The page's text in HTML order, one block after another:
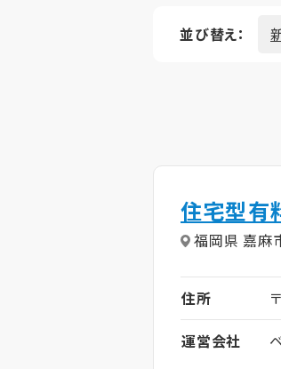
並び替え：
住宅型有
福岡県 嘉麻
住所
運営会社